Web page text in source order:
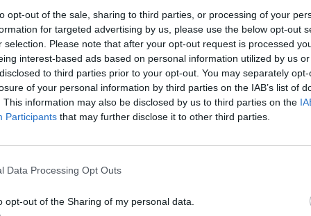
opt-out of the sale, sharing to third parties, or processing of your
for targeted advertising by us, please use the below opt-out
selection. Please note that after your opt-out request is processed
interest-based ads based on personal information utilized by us
to third parties prior to your opt-out. You may separately
of your personal information by third parties on the IAB’s list of
This information may also be disclosed by us to third parties on the
Participants that may further disclose it to other third parties.
Data Processing Opt Outs
opt-out of the Sharing of my personal data.
αποτελεί μια επαναστατική τεχνολογία που
των στεφανιαίων βλαβών χωρίς την ανάγκη
πρόκλησης. Πρόκειται για μια μέθοδο
και υπολογιστικά μοντέλα, τα οποία
λαμβάνονται κατά τη διάρκεια της
κύριους και δευτερεύοντες διχασμούς
της φυσιολογίας της βλάβης.
στην καθοδήγηση των επεμβατικών
της στένωσης